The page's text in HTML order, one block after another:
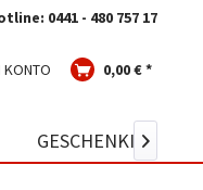
0441 - 480 757 17
KONTO 0,00 € *
GESCHENKIDEEN
